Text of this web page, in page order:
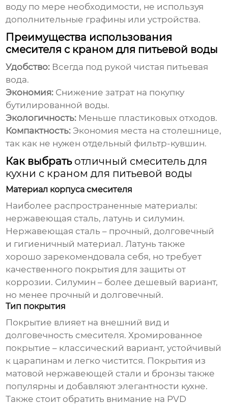
воду по мере необходимости, не используя
дополнительные графины или устройства.
Преимущества использования
смесителя с краном для питьевой воды
Удобство: Всегда под рукой чистая питьевая
вода.
Экономия: Снижение затрат на покупку
бутилированной воды.
Экологичность: Меньше пластиковых отходов.
Компактность: Экономия места на столешнице,
так как не нужен отдельный фильтр-кувшин.
Как выбрать отличный смеситель для
кухни с краном для питьевой воды
Материал корпуса смесителя
Наиболее распространенные материалы:
нержавеющая сталь, латунь и силумин.
Нержавеющая сталь – прочный, долговечный
и гигиеничный материал. Латунь также
хорошо зарекомендовала себя, но требует
качественного покрытия для защиты от
коррозии. Силумин – более дешевый вариант,
но менее прочный и долговечный.
Тип покрытия
Покрытие влияет на внешний вид и
долговечность смесителя. Хромированное
покрытие – классический вариант, устойчивый
к царапинам и легко чистится. Покрытия из
матовой нержавеющей стали и бронзы также
популярны и добавляют элегантности кухне.
Также стоит обратить внимание на PVD